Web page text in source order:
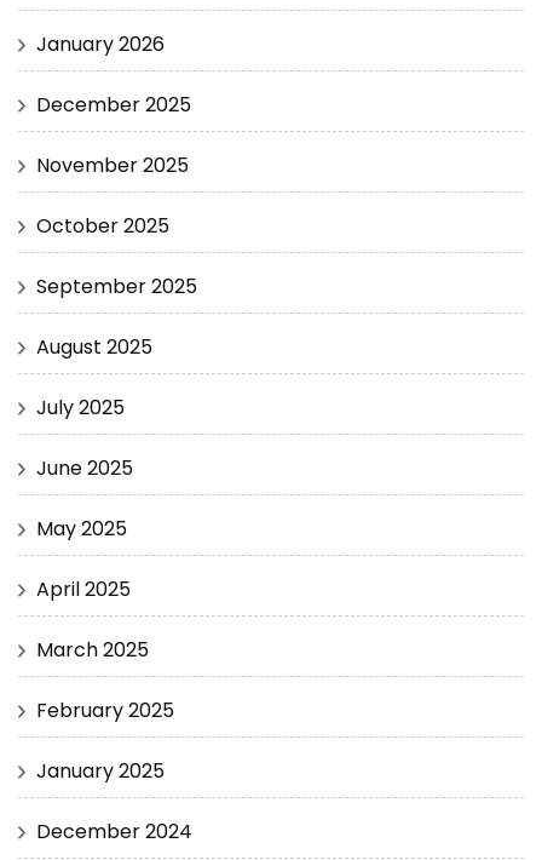
January 2026
December 2025
November 2025
October 2025
September 2025
August 2025
July 2025
June 2025
May 2025
April 2025
March 2025
February 2025
January 2025
December 2024